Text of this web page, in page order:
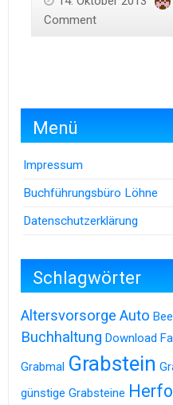
Comment
Menü
Impressum
Buchführungsbüro Löhne
Datenschutzerklärung
Schlagwörter
Altersvorsorge Auto
Buchhaltung Download
Grabmal Grabstein
günstige Grabsteine